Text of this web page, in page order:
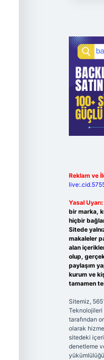
Reklam ve
Yasal Uyarı:
bir marka,
hiçbir
Sitede
makaleler
alan
olup,
paylaşım
kurum ve
tamamen
Sitemiz,
Teknolojileri
tarafından
olarak
sitedeki
denetleme